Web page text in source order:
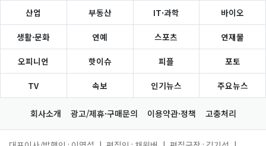
산업 부동산 IT·과학 바이오
생활·문화 연예 스포츠 연재물
오피니언 핫이슈 피플 포토
TV 속보 인기뉴스 주요뉴스
회사소개 광고/제휴·구매문의 이용약관·정책 고충처리